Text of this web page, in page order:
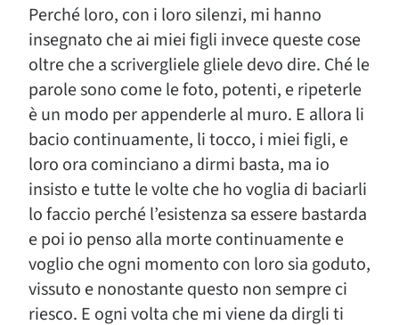
Perché loro, con i loro silenzi, mi hanno
insegnato che ai miei figli invece queste cose
oltre che a scrivergliele gliele devo dire. Ché le
parole sono come le foto, potenti, e ripeterle
è un modo per appenderle al muro. E allora li
bacio continuamente, li tocco, i miei figli, e
loro ora cominciano a dirmi basta, ma io
insisto e tutte le volte che ho voglia di baciarli
lo faccio perché l’esistenza sa essere bastarda
e poi io penso alla morte continuamente e
voglio che ogni momento con loro sia goduto,
vissuto e nonostante questo non sempre ci
riesco. E ogni volta che mi viene da dirgli ti